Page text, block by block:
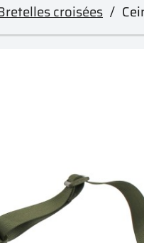
croisées